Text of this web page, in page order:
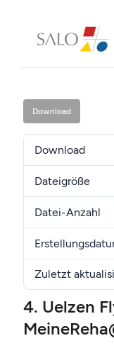
Download
Download
Dateigröße
Datei-Anzahl
Zuletzt
4. Uelzen